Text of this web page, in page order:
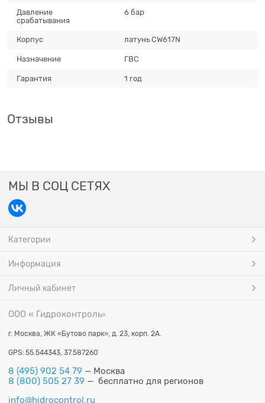
Давление
срабатывания
6 бар
Корпус латунь CW617N
Назначение ГВС
Гарантия 1 год
Отзывы
МЫ В СОЦ СЕТЯХ
Категории
Информация
Личный кабинет
ООО « Гидроконтроль»
г. Москва, ЖК «Бутово парк», д. 23, корп. 2А.
GPS: 55.544343, 37.587260
8 (495) 902 54 79 — Москва
8 (800) 505 27 39 — бесплатно для регионов
info@hidrocontrol.ru